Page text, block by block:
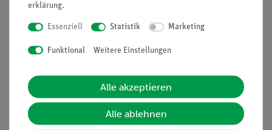
Zubehör für 1 Gruppe (13431-88)
und Chemikalien für 10 Gruppen (13300-10)
Empfohlenes Zubehör
erklärung.
Essenziell Statistik Marketing
Funktional Weitere Einstellungen
Alle akzeptieren
Alle ablehnen